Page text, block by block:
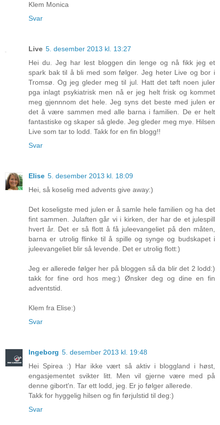
Klem Monica
Svar
Live 5. desember 2013 kl. 13:27
Hei du. Jeg har lest bloggen din lenge og nå fikk jeg et
spark bak til å bli med som følger. Jeg heter Live og bor i
Tromsø. Og jeg gleder meg til jul. Hatt det tøft noen juler
pga inlagt psykiatrisk men nå er jeg helt frisk og kommet
meg gjennnom det hele. Jeg syns det beste med julen er
det å være sammen med alle barna i familien. De er helt
fantastiske og skaper så glede. Jeg gleder meg mye. Hilsen
Live som tar to lodd. Takk for en fin blogg!!
Svar
Elise 5. desember 2013 kl. 18:09
Hei, så koselig med advents give away:)
Det koseligste med julen er å samle hele familien og ha det
fint sammen. Julaften går vi i kirken, der har de et julespill
hvert år. Det er så flott å få juleevangeliet på den måten,
barna er utrolig flinke til å spille og synge og budskapet i
juleevangeliet blir så levende. Det er utrolig flott:)
Jeg er allerede følger her på bloggen så da blir det 2 lodd:)
takk for fine ord hos meg:) Ønsker deg og dine en fin
adventstid.
Klem fra Elise:)
Svar
Ingeborg 5. desember 2013 kl. 19:48
Hei Spirea :) Har ikke vært så aktiv i bloggland i høst,
engasjementet svikter litt. Men vil gjerne være med på
denne gibort'n. Tar ett lodd, jeg. Er jo følger allerede.
Takk for hyggelig hilsen og fin førjulstid til deg:)
Svar